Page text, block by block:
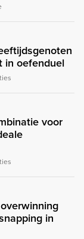
in oefenduel
voor
in